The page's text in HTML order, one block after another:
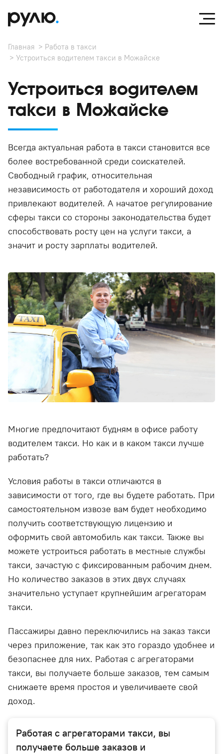
Главная
Работа в такси
Устроиться водителем такси в Можайске
Устроиться водителем
такси в Можайске
Всегда актуальная работа в такси становится все
более востребованной среди соискателей.
Свободный график, относительная
независимость от работодателя и хороший доход
привлекают водителей. А начатое регулирование
сферы такси со стороны законодательства будет
способствовать росту цен на услуги такси, а
значит и росту зарплаты водителей.
Многие предпочитают будням в офисе работу
водителем такси. Но как и в каком такси лучше
работать?
Условия работы в такси отличаются в
зависимости от того, где вы будете работать. При
самостоятельном извозе вам будет необходимо
получить соответствующую лицензию и
оформить свой автомобиль как такси. Также вы
можете устроиться работать в местные службы
такси, зачастую с фиксированным рабочим днем.
Но количество заказов в этих двух случаях
значительно уступает крупнейшим агрегаторам
такси.
Пассажиры давно переключились на заказ такси
через приложение, так как это гораздо удобнее и
безопаснее для них. Работая с агрегаторами
такси, вы получаете больше заказов, тем самым
снижаете время простоя и увеличиваете свой
доход.
Работая с агрегаторами такси, вы
получаете больше заказов и